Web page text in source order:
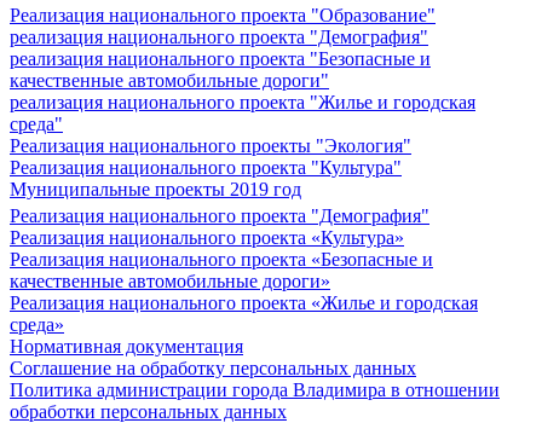
Реализация национального проекта "Образование"
реализация национального проекта "Демография"
реализация национального проекта "Безопасные и
качественные автомобильные дороги"
реализация национального проекта "Жилье и городская
среда"
Реализация национального проекты "Экология"
Реализация национального проекта "Культура"
Муниципальные проекты 2019 год
Реализация национального проекта "Демография"
Реализация национального проекта «Культура»
Реализация национального проекта «Безопасные и
качественные автомобильные дороги»
Реализация национального проекта «Жилье и городская
среда»
Нормативная документация
Соглашение на обработку персональных данных
Политика администрации города Владимира в отношении
обработки персональных данных